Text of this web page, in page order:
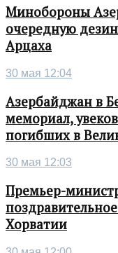
Минобороны
очередную
Арцаха
30 мая 12:04
Азербайджан в
мемориал,
погибших в
30 мая 12:03
Премьер-
Хорватии